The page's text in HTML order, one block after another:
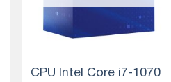
CPU Intel Core i7-1070